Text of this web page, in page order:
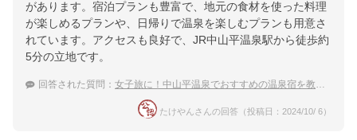
があります。宿泊プランも豊富で、地元の食材を使った料理
が楽しめるプランや、日帰りで温泉を楽しむプランも用意さ
れています。アクセスも良好で、JR中山平温泉駅から徒歩約
5分の立地です。
回答された質問： 女子旅に！中山平温泉でおすすめの温泉宿を教えてほしいです
たけやんさんの回答（投稿日：2024/10/ 6）